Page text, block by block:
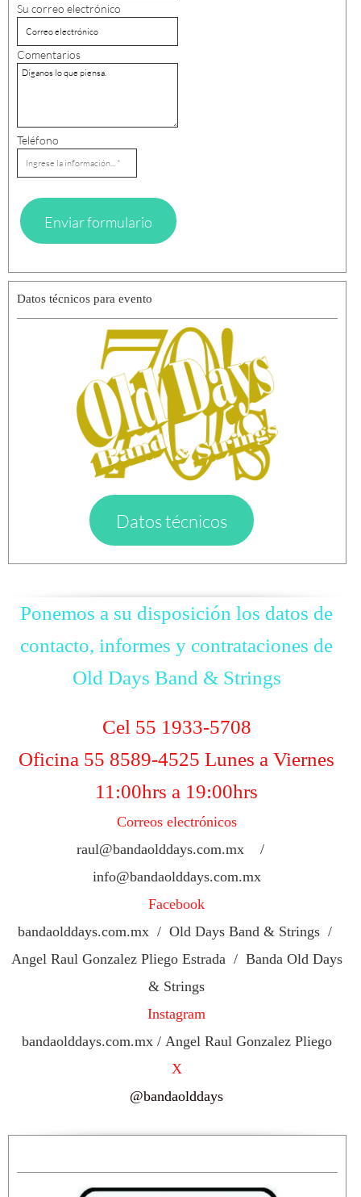
Su correo electrónico
Comentarios
Teléfono
Enviar formulario
Datos técnicos para evento
Datos técnicos
Ponemos a su disposición los datos de
contacto, informes y contrataciones de
Old Days Band & Strings
Cel 55 1933-5708
Oficina 55 8589-4525 Lunes a Viernes
11:00hrs a 19:00hrs
Correos electrónicos
raul@bandaolddays.com.mx /
info@bandaolddays.com.mx
Facebook
bandaolddays.com.mx / Old Days Band & Strings /
Angel Raul Gonzalez Pliego Estrada / Banda Old Days
& Strings
Instagram
bandaolddays.com.mx / Angel Raul Gonzalez Pliego
X
@bandaolddays